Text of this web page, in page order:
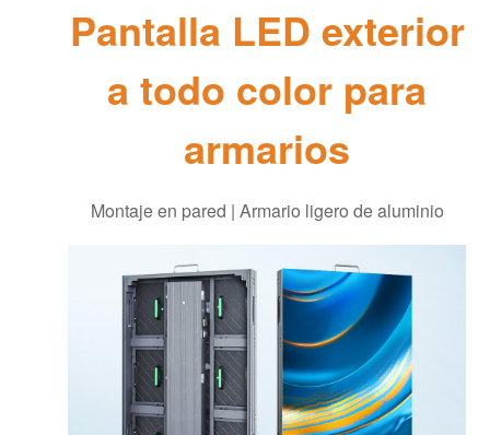
Pantalla LED exterior
a todo color para
armarios
Montaje en pared | Armario ligero de aluminio